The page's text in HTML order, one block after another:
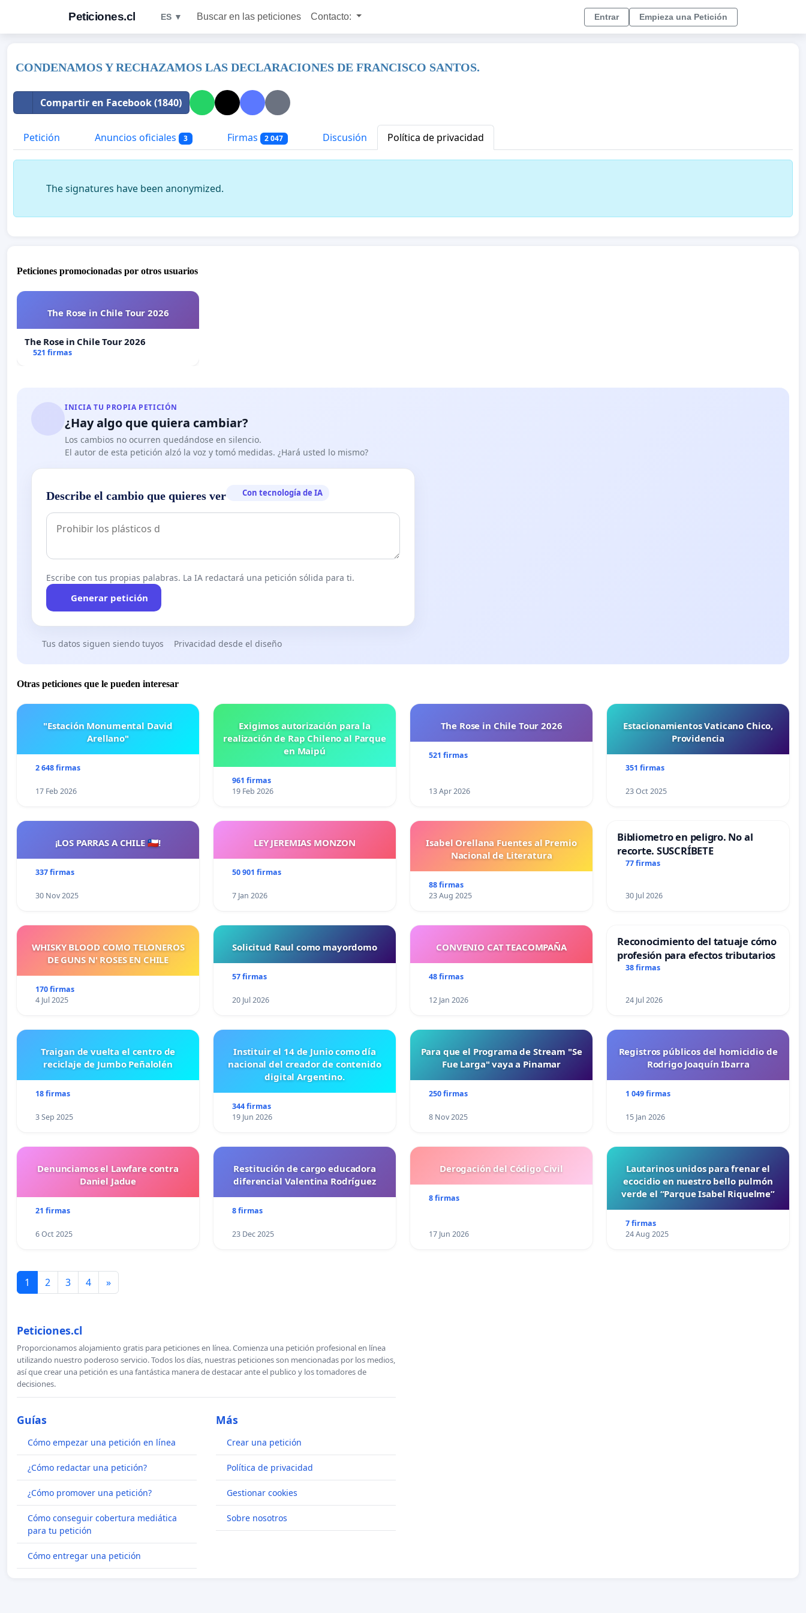
Peticiones.cl ES ▼ Buscar en las peticiones Contacto: Entrar Empieza una Petición
CONDENAMOS Y RECHAZAMOS LAS DECLARACIONES DE FRANCISCO SANTOS.
Compartir en Facebook (1840)
Petición Anuncios oficiales 3 Firmas 2 047 Discusión Política de privacidad
The signatures have been anonymized.
Peticiones promocionadas por otros usuarios
The Rose in Chile Tour 2026
The Rose in Chile Tour 2026
521 firmas
INICIA TU PROPIA PETICIÓN
¿Hay algo que quiera cambiar?
Los cambios no ocurren quedándose en silencio.
El autor de esta petición alzó la voz y tomó medidas. ¿Hará usted lo mismo?
Describe el cambio que quieres ver Con tecnología de IA
Escribe con tus propias palabras. La IA redactará una petición sólida para ti.
Generar petición
Tus datos siguen siendo tuyos Privacidad desde el diseño
Otras peticiones que le pueden interesar
"Estación Monumental David
Arellano"
2 648 firmas
17 Feb 2026
Exigimos autorización para la
realización de Rap Chileno al Parque
en Maipú
961 firmas
19 Feb 2026
The Rose in Chile Tour 2026
521 firmas
13 Apr 2026
Estacionamientos Vaticano Chico,
Providencia
351 firmas
23 Oct 2025
¡LOS PARRAS A CHILE 🇨🇱!
337 firmas
30 Nov 2025
LEY JEREMIAS MONZON
50 901 firmas
7 Jan 2026
Isabel Orellana Fuentes al Premio
Nacional de Literatura
88 firmas
23 Aug 2025
Bibliometro en peligro. No al
recorte. SUSCRÍBETE
77 firmas
30 Jul 2026
WHISKY BLOOD COMO TELONEROS
DE GUNS N' ROSES EN CHILE
170 firmas
4 Jul 2025
Solicitud Raul como mayordomo
57 firmas
20 Jul 2026
CONVENIO CAT TEACOMPAÑA
48 firmas
12 Jan 2026
Reconocimiento del tatuaje cómo
profesión para efectos tributarios
38 firmas
24 Jul 2026
Traigan de vuelta el centro de
reciclaje de Jumbo Peñalolén
18 firmas
3 Sep 2025
Instituir el 14 de Junio como día
nacional del creador de contenido
digital Argentino.
344 firmas
19 Jun 2026
Para que el Programa de Stream "Se
Fue Larga" vaya a Pinamar
250 firmas
8 Nov 2025
Registros públicos del homicidio de
Rodrigo Joaquín Ibarra
1 049 firmas
15 Jan 2026
Denunciamos el Lawfare contra
Daniel Jadue
21 firmas
6 Oct 2025
Restitución de cargo educadora
diferencial Valentina Rodríguez
8 firmas
23 Dec 2025
Derogación del Código Civil
8 firmas
17 Jun 2026
Lautarinos unidos para frenar el
ecocidio en nuestro bello pulmón
verde el “Parque Isabel Riquelme”
7 firmas
24 Aug 2025
1 2 3 4 »
Peticiones.cl
Proporcionamos alojamiento gratis para peticiones en línea. Comienza una petición profesional en línea
utilizando nuestro poderoso servicio. Todos los días, nuestras peticiones son mencionadas por los medios,
así que crear una petición es una fantástica manera de destacar ante el publico y los tomadores de
decisiones.
Guías
Cómo empezar una petición en línea
¿Cómo redactar una petición?
¿Cómo promover una petición?
Cómo conseguir cobertura mediática
para tu petición
Cómo entregar una petición
Más
Crear una petición
Política de privacidad
Gestionar cookies
Sobre nosotros